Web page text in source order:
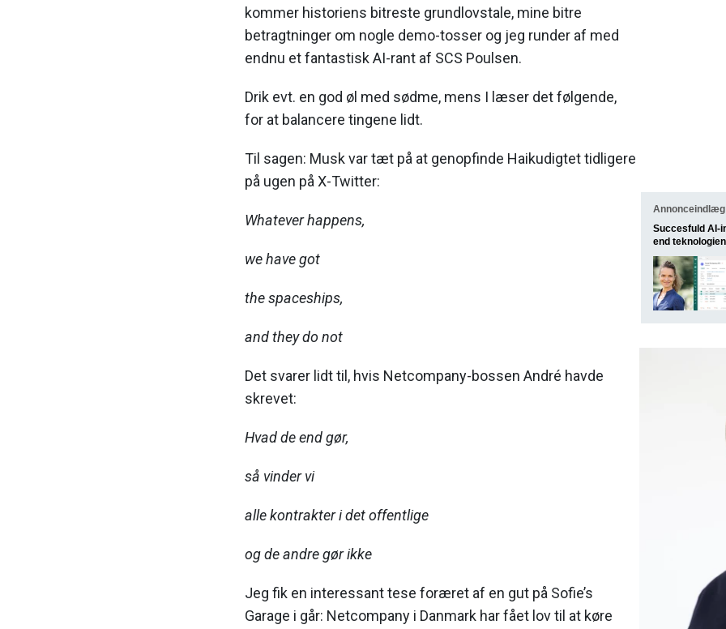
Succesfuld AI-
end teknologien
kommer historiens bitreste grundlovstale, mine bitre
betragtninger om nogle demo-tosser og jeg runder af med
endnu et fantastisk AI-rant af SCS Poulsen.
Drik evt. en god øl med sødme, mens I læser det følgende,
for at balancere tingene lidt.
Til sagen: Musk var tæt på at genopfinde Haikudigtet tidligere
på ugen på X-Twitter:
Whatever happens,
we have got
the spaceships,
and they do not
Det svarer lidt til, hvis Netcompany-bossen André havde
skrevet:
Hvad de end gør,
så vinder vi
alle kontrakter i det offentlige
og de andre gør ikke
Jeg fik en interessant tese foræret af en gut på Sofie’s
Garage i går: Netcompany i Danmark har fået lov til at køre